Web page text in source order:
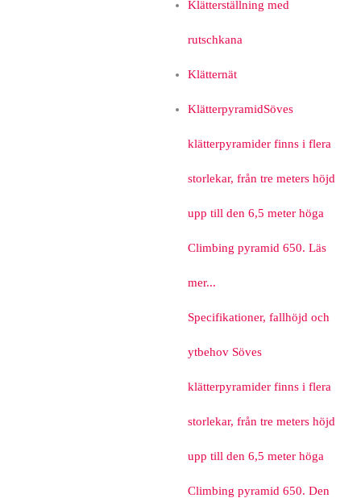
Klätterställning med
rutschkana
Klätternät
KlätterpyramidSöves
klätterpyramider finns i flera
storlekar, från tre meters höjd
upp till den 6,5 meter höga
Climbing pyramid 650. Läs
mer...
Specifikationer, fallhöjd och
ytbehov Söves
klätterpyramider finns i flera
storlekar, från tre meters höjd
upp till den 6,5 meter höga
Climbing pyramid 650. Den